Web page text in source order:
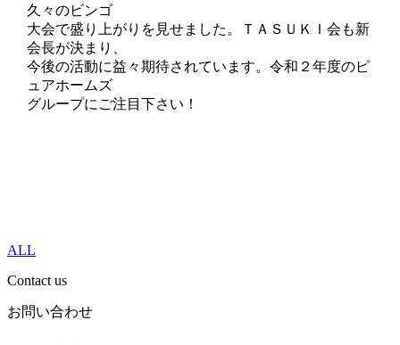
久々のビンゴ
大会で盛り上がりを見せました。ＴＡＳＵＫＩ会も新
会長が決まり、
今後の活動に益々期待されています。令和２年度のピ
ュアホームズ
グループにご注目下さい！
ALL
Contact us
お問い合わせ